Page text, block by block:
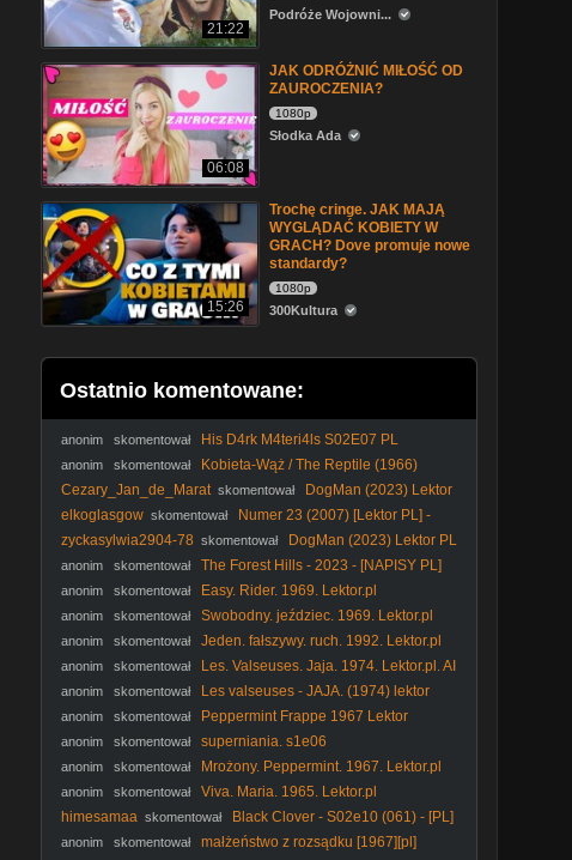
21:22
Podróże Wojowni...
06:08
JAK ODRÓŻNIĆ MIŁOŚĆ OD
ZAUROCZENIA?
1080p
Słodka Ada
15:26
Trochę cringe. JAK MAJĄ
WYGLĄDAĆ KOBIETY W
GRACH? Dove promuje nowe
standardy?
1080p
300Kultura
Ostatnio komentowane:
anonim skomentował His D4rk M4teri4ls S02E07 PL
anonim skomentował
Kobieta-Wąż / The Reptile (1966)
[Lektor PL]
Cezary_Jan_de_Marat skomentował
DogMan (2023) Lektor
PL
elkoglasgow skomentował
Numer 23 (2007) [Lektor PL] -
The Number 23
zyckasylwia2904-78 skomentował DogMan (2023) Lektor PL
anonim skomentował The Forest Hills - 2023 - [NAPISY PL]
anonim skomentował Easy. Rider. 1969. Lektor.pl
anonim skomentował Swobodny. jeździec. 1969. Lektor.pl
anonim skomentował Jeden. fałszywy. ruch. 1992. Lektor.pl
anonim skomentował Les. Valseuses. Jaja. 1974. Lektor.pl. AI
anonim skomentował Les valseuses - JAJA. (1974) lektor
anonim skomentował Peppermint Frappe 1967 Lektor
anonim skomentował superniania. s1e06
anonim skomentował Mrożony. Peppermint. 1967. Lektor.pl
anonim skomentował
Viva. Maria. 1965. Lektor.pl
himesamaa skomentował Black Clover - S02e10 (061) - [PL]
anonim skomentował
małżeństwo z rozsądku [1967][pl]